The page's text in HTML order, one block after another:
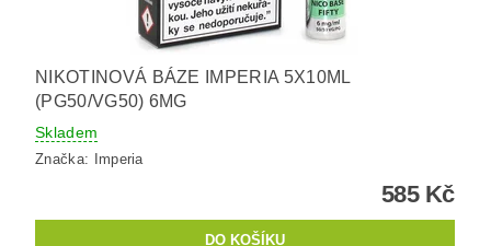
NIKOTINOVÁ BÁZE IMPERIA 5X10ML
(PG50/VG50) 6MG
Skladem
Značka: Imperia
585 Kč